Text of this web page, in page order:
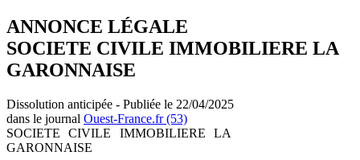
ANNONCE LÉGALE
SOCIETE CIVILE IMMOBILIERE LA
GARONNAISE
Dissolution anticipée - Publiée le 22/04/2025
dans le journal Ouest-France.fr (53)
SOCIETE CIVILE IMMOBILIERE LA
GARONNAISE